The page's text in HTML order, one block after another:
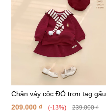
Chân váy cộc ĐỎ trơn tag gấu
209.000 ₫
(-13%) 239.000 ₫